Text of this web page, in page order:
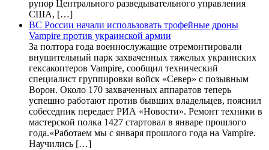
рупор Центрального разведывательного управления
США, […]
ВС России начали использовать трофейные дроны
Vampire против украинской армии
За полтора года военнослужащие отремонтировали
внушительный парк захваченных тяжелых украинских
гексакоптеров Vampire, сообщил технический
специалист группировки войск «Север» с позывным
Ворон. Около 170 захваченных аппаратов теперь
успешно работают против бывших владельцев, пояснил
собеседник передает РИА «Новости». Ремонт техники в
мастерской полка 1427 стартовал в январе прошлого
года.«Работаем мы с января прошлого года на Vampire.
Научились […]